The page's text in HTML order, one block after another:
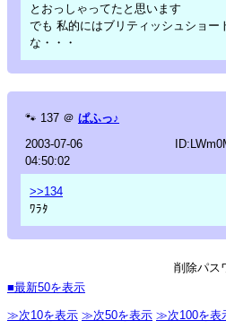
とおっしゃってたと思います
でも 私的にはブリティッシュショー
な・・・
🐾 137 ＠ ぱふっ♪
2003-07-06
04:50:02
>>134
ﾜﾗﾀ
削除パス
■最新50を表示
≫次10を表示 ≫次50を表示 ≫次100を表